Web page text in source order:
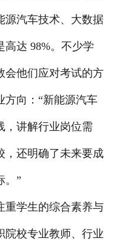
源汽车技术、大数据
达 98%。不少学
会他们应对考试的方
方向：“新能源汽车
，讲解行业岗位需
，还明确了未来要成
。”
学生的综合素养与
院校专业教师、行业